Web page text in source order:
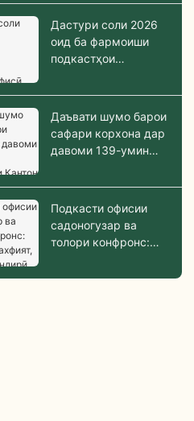
6-нафараи Pod
Дастури соли 2026
оид ба фармоиши
подкастҳои
Даъвати шумо барои
сафари корхона дар
давоми 139-умин
Подкасти офисии
садоногузар ва
толори конфронс:
арзиш ва чандирӣ